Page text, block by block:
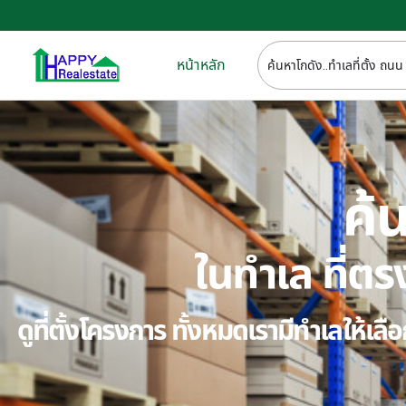
หน้าหลัก
ค้
ในทำเล ที่ต
ดูที่ตั้งโครงการ ทั้งหมดเรามีทำเลให้เ